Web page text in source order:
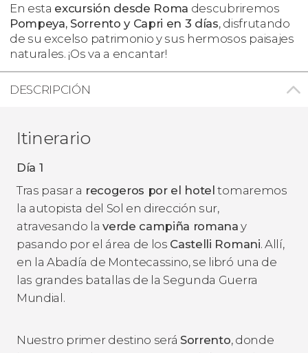
En esta excursión desde Roma descubriremos
Pompeya, Sorrento y Capri en 3 días, disfrutando
de su excelso patrimonio y sus hermosos paisajes
naturales. ¡Os va a encantar!
DESCRIPCIÓN
Itinerario
Día 1
Tras pasar a recogeros por el hotel tomaremos
la autopista del Sol en dirección sur,
atravesando laverde campiña romana y
pasando por el área de los Castelli Romani. Allí,
en la Abadía de Montecassino, se libró una de
las grandes batallas de la Segunda Guerra
Mundial.
Nuestro primer destino será Sorrento, donde